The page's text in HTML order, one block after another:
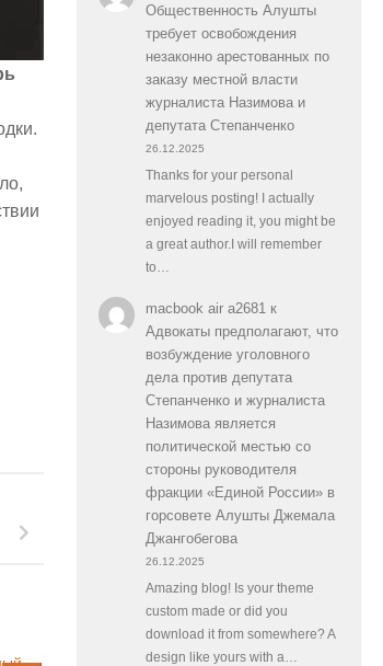
Общественность Алушты
требует освобождения
незаконно арестованных по
заказу местной власти
журналиста Назимова и
депутата Степанченко
26.12.2025
Thanks for your personal
marvelous posting! I actually
enjoyed reading it, you might be
a great author.I will remember
to…
macbook air a2681к
Адвокаты предполагают, что
возбуждение уголовного
дела против депутата
Степанченко и журналиста
Назимова является
политической местью со
стороны руководителя
фракции «Единой России» в
горсовете Алушты Джемала
Джангобегова
26.12.2025
Amazing blog! Is your theme
custom made or did you
download it from somewhere? A
design like yours with a…